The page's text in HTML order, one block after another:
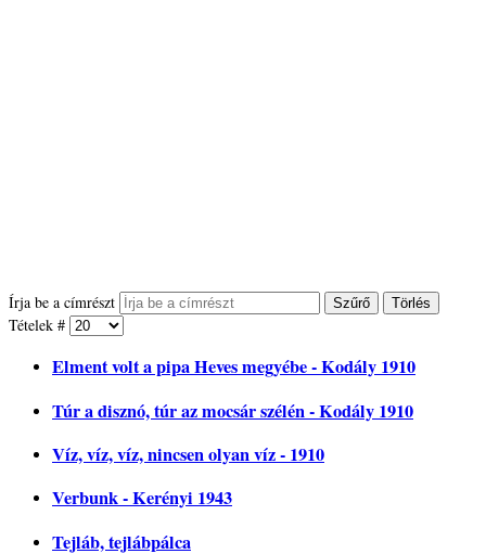
Írja be a címrészt Szűrő Törlés
Tételek #
Elment volt a pipa Heves megyébe - Kodály 1910
Túr a disznó, túr az mocsár szélén - Kodály 1910
Víz, víz, víz, nincsen olyan víz - 1910
Verbunk - Kerényi 1943
Tejláb, tejlábpálca